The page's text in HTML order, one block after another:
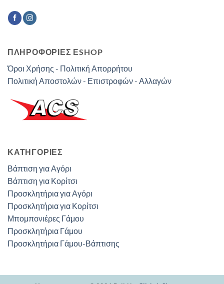
ΠΛΗΡΟΦΟΡΙΕΣ ΕSHOP
Όροι Χρήσης - Πολιτική Απορρήτου
Πολιτική Αποστολών - Επιστροφών - Αλλαγών
ΚΑΤΗΓΟΡΊΕΣ
Βάπτιση για Αγόρι
Βάπτιση για Κορίτσι
Προσκλητήρια για Αγόρι
Προσκλητήρια για Κορίτσι
Μπομπονιέρες Γάμου
Προσκλητήρια Γάμου
Προσκλητήρια Γάμου-Βάπτισης